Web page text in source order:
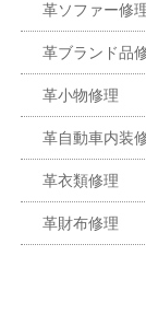
革ソファー修
革ブランド品
革小物修理
革自動車内装
革衣類修理
革財布修理